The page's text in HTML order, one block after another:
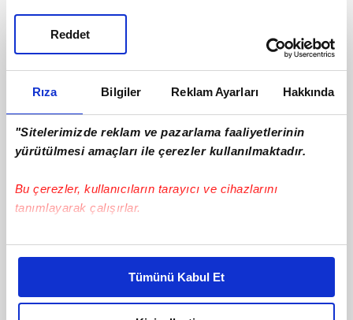
Rıza Bilgiler Reklam Ayarları Hakkında
"Sitelerimizde reklam ve pazarlama faaliyetlerinin
yürütülmesi amaçları ile çerezler kullanılmaktadır.
Bu çerezler, kullanıcıların tarayıcı ve cihazlarını
tanımlayarak çalışırlar.
Bu çerezlere izin vermeniz halinde sizlere özel
daha iyi reklam deneyimi yaşatabiliriz. Bunu yaparken
amacımızın size daha iyi bir reklam deneyimi sunmak
Tümünü Kabul Et
Reddet
Futbol 26 Haziran 2026 | Cuma